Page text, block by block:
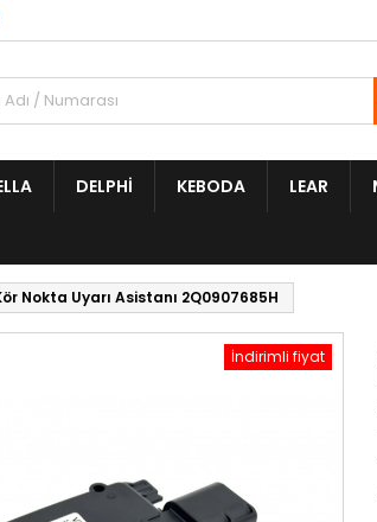
DELPHI KEBODA LEAR
Nokta Uyarı Asistanı 2Q0907685H
İndirimli fiyat